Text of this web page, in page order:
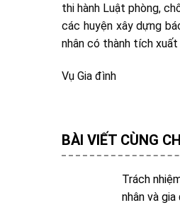
thi hành Luật phòng,
các huyện xây dựng
nhân có thành tích xuất
Vụ Gia đình
BÀI VIẾT CÙNG
Trách
nhân và gia